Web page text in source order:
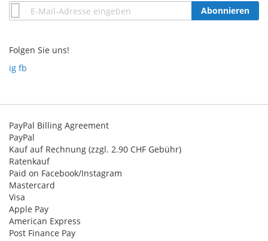
Annmeldung
zum
Abonnieren
Folgen Sie uns!
ig fb
PayPal Billing Agreement
PayPal
Kauf auf Rechnung (zzgl. 2.90 CHF Gebühr)
Ratenkauf
Paid on Facebook/Instagram
Mastercard
Visa
Apple Pay
American Express
Post Finance Pay